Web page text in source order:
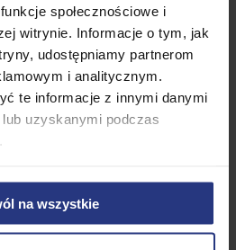
społecznościowe i
witrynie. Informacje o tym, jak
udostępniamy partnerom
i analitycznym.
te informacje z innymi danymi
uzyskanymi podczas
na wszystkie
szybko. Powtórz 5 razy.
szybko. Powtórz 5 razy.
szybko. Powtórz 4 razy.
szybko. Powtórz 4 razy.
szybko na stojąco.
powtórz sekwencję nawet
to osiągnąć w niecały miesiąc